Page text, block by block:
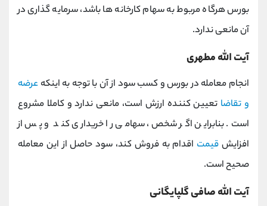
بورس هرگاه مربوط به سهام کارخانه ها باشد، سرمایه گذاری در
آن مانعی ندارد.
آیت الله مطهری
انجام معامله در بورس و کسب سود از آن با توجه به اینکه عرضه
و تقاضا تعیین کننده ارزش است، مانعی ندارد و کاملا مشروع
است. بنابراین اگر شخص، سهامی را خریداری کند و پس از
افزایش قیمت اقدام به فروش کند، سود حاصل از این معامله
صحیح است.
آیت الله صافی گلپایگانی